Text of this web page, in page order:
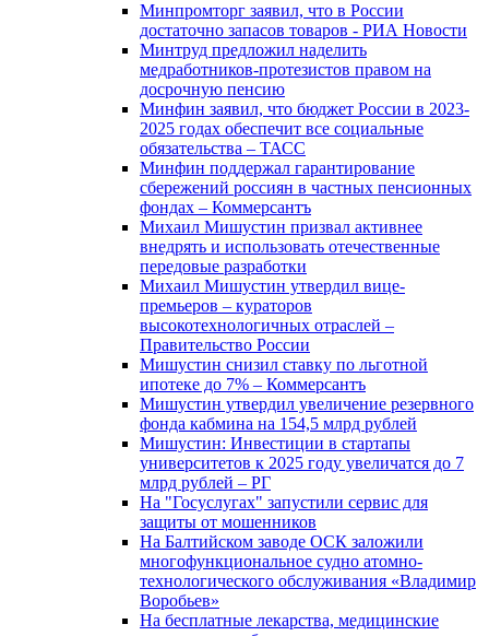
Минпромторг заявил, что в России
достаточно запасов товаров - РИА Новости
Минтруд предложил наделить
медработников-протезистов правом на
досрочную пенсию
Минфин заявил, что бюджет России в 2023-
2025 годах обеспечит все социальные
обязательства – ТАСС
Минфин поддержал гарантирование
сбережений россиян в частных пенсионных
фондах – Коммерсантъ
Михаил Мишустин призвал активнее
внедрять и использовать отечественные
передовые разработки
Михаил Мишустин утвердил вице-
премьеров – кураторов
высокотехнологичных отраслей –
Правительство России
Мишустин снизил ставку по льготной
ипотеке до 7% – Коммерсантъ
Мишустин утвердил увеличение резервного
фонда кабмина на 154,5 млрд рублей
Мишустин: Инвестиции в стартапы
университетов к 2025 году увеличатся до 7
млрд рублей – РГ
На "Госуслугах" запустили сервис для
защиты от мошенников
На Балтийском заводе ОСК заложили
многофункциональное судно атомно-
технологического обслуживания «Владимир
Воробьев»
На бесплатные лекарства, медицинские